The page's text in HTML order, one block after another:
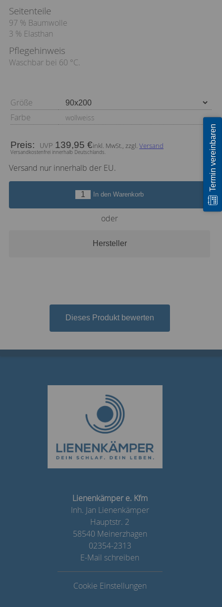
Seitenteile
97 % Baumwolle
3 % Elasthan
Pflegehinweis
Waschbar bei 60 °C.
Größe
Farbe
wollweiss
Preis: 139,95 €inkl. MwSt., zzgl. Versand
Versandkostenfrei innerhalb Deutschlands.
Versand nur innerhalb der EU.
In den Warenkorb
oder
Hersteller
Dieses Produkt bewerten
Lienenkämper e. Kfm
Inh. Jan Lienenkämper
Hauptstr. 2
58540 Meinerzhagen
02354-2313
E-Mail schreiben
Cookie Einstellungen
Termin vereinbaren